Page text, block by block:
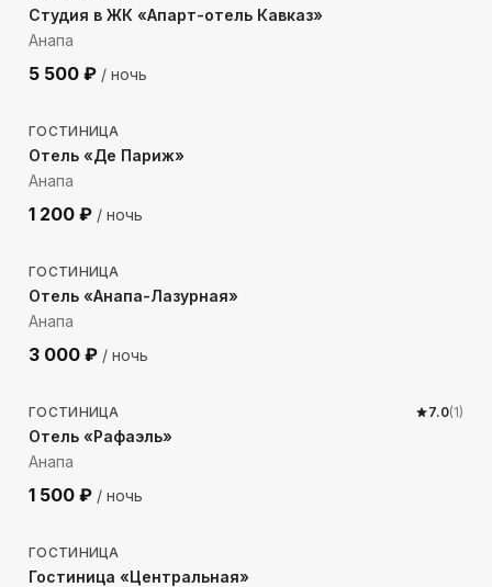
Студия в ЖК «Апарт-отель Кавказ»
Анапа
5 500 ₽ / ночь
641м до моря
ГОСТИНИЦА
Отель «Де Париж»
Анапа
1 200 ₽ / ночь
733м до моря
ГОСТИНИЦА
Отель «Анапа-Лазурная»
Анапа
3 000 ₽ / ночь
601м до моря
ГОСТИНИЦА 7.0(1)
Отель «Рафаэль»
Анапа
1 500 ₽ / ночь
648 м до моря
ГОСТИНИЦА
Гостиница «Центральная»